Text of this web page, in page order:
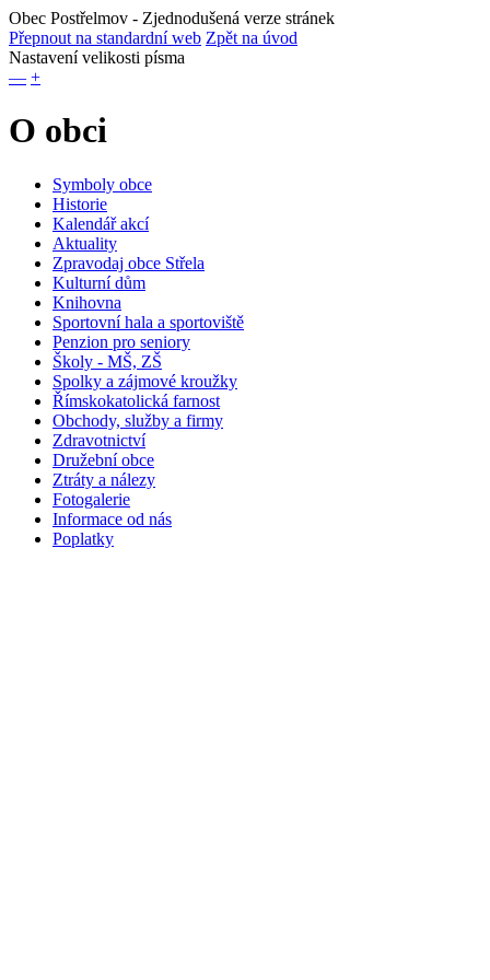
Obec Postřelmov - Zjednodušená verze stránek
Přepnout na standardní web Zpět na úvod
Nastavení velikosti písma
— +
O obci
Symboly obce
Historie
Kalendář akcí
Aktuality
Zpravodaj obce Střela
Kulturní dům
Knihovna
Sportovní hala a sportoviště
Penzion pro seniory
Školy - MŠ, ZŠ
Spolky a zájmové kroužky
Římskokatolická farnost
Obchody, služby a firmy
Zdravotnictví
Družební obce
Ztráty a nálezy
Fotogalerie
Informace od nás
Poplatky